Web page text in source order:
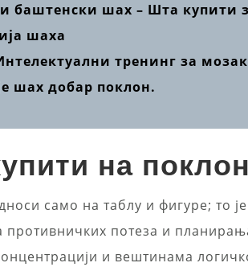
баштенски шах – Шта купити
шаха
тренинг за мозак
шах добар поклон.
на
само на таблу и фигуре; то
потеза и
и вештинама